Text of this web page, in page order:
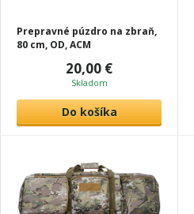
Prepravné púzdro na zbraň,
80 cm, OD, ACM
20,00 €
Skladom
Do košíka